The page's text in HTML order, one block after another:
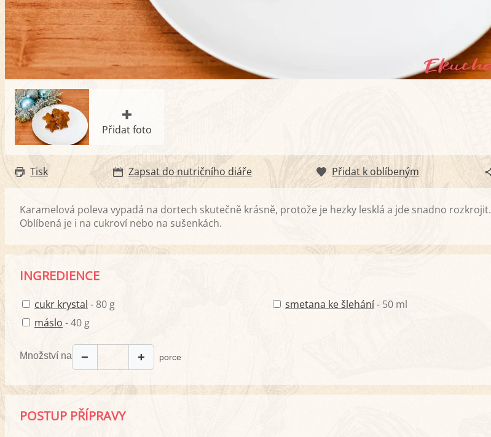
Přidat foto
Tisk Zapsat do nutričního diáře Přidat k oblíbeným
Karamelová poleva vypadá na dortech skutečně krásně, protože je hezky lesklá a jde snadno rozkrojit.
Oblíbená je i na cukroví nebo na sušenkách.
INGREDIENCE
cukr krystal - 80 g
máslo - 40 g
smetana ke šlehání- 50 ml
Množství na − + porce
POSTUP PŘÍPRAVY